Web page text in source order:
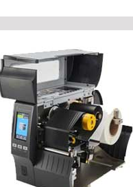
GODEX
Cosméticos, Joyería,
Alimentación y
Logística y
Automoción,..
MÁS